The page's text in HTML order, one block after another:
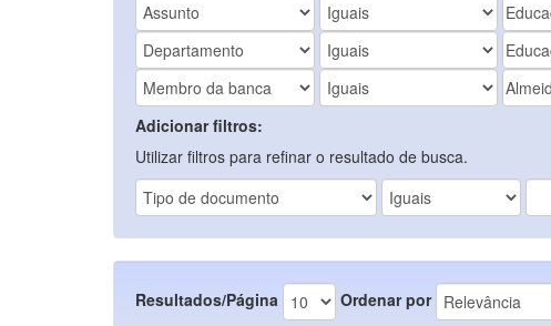
Adicionar filtros:
Utilizar filtros para refinar o resultado de busca.
Resultados/Página Ordenar por